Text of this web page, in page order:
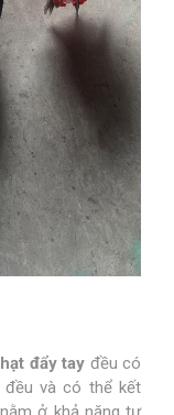
đẩy tay đều có
đều và có thể kết